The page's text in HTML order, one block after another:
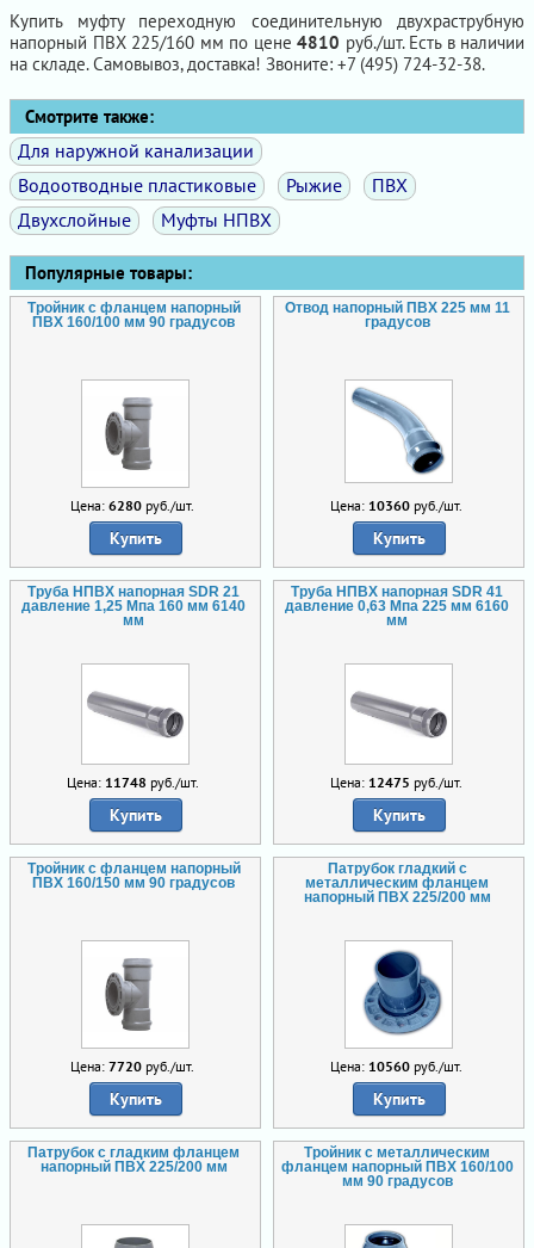
Купить муфту переходную соединительную двухраструбную
напорный ПВХ 225/160 мм по цене 4810 руб./шт. Есть в наличии
на складе. Самовывоз, доставка! Звоните: +7 (495) 724-32-38.
Смотрите также:
Для наружной канализации
Водоотводные пластиковые
Рыжие
ПВХ
Двухслойные
Муфты НПВХ
Популярные товары:
Тройник с фланцем напорный
ПВХ 160/100 мм 90 градусов
Цена: 6280 руб./шт.
Купить
Отвод напорный ПВХ 225 мм 11
градусов
Цена: 10360руб./шт.
Купить
Труба НПВХ напорная SDR 21
давление 1,25 Мпа 160 мм 6140
мм
Цена: 11748 руб./шт.
Купить
Труба НПВХ напорная SDR 41
давление 0,63 Мпа 225 мм 6160
мм
Цена: 12475 руб./шт.
Купить
Тройник с фланцем напорный
ПВХ 160/150 мм 90 градусов
Цена: 7720 руб./шт.
Купить
Патрубок гладкий с
металлическим фланцем
напорный ПВХ 225/200 мм
Цена: 10560руб./шт.
Купить
Патрубок с гладким фланцем
напорный ПВХ 225/200 мм
Тройник с металлическим
фланцем напорный ПВХ 160/100
мм 90 градусов